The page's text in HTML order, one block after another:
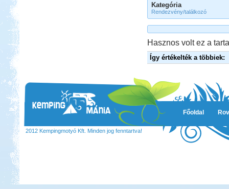
Kategória
Rendezvény/találkozó
Hasznos volt ez a
Így értékelték a többiek:
Főoldal
2012 Kempingmotyó Kft. Minden jog fenntartva!